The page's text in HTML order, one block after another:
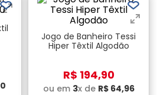
Jogo de Banheiro Tessi
Hiper Têxtil Algodão
R$ 194,90
ou em 3x de R$ 64,96